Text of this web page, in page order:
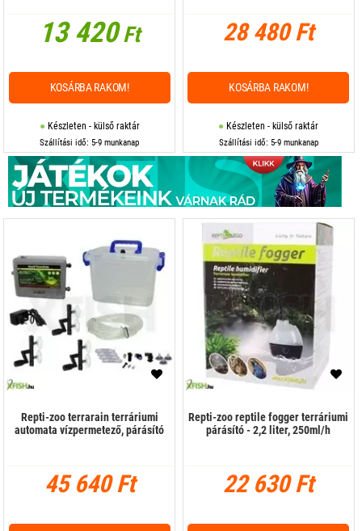
13 420Ft
Készleten - külső raktár
Szállítási idő: 5-9 munkanap
KOSÁRBA RAKOM!
28 480 Ft
Készleten - külső raktár
Szállítási idő: 5-9 munkanap
KOSÁRBA RAKOM!
Repti-zoo terrarain terráriumi
automata vízpermetező, párásító
45 640 Ft
Repti-zoo reptile fogger terráriumi
párásító - 2,2 liter, 250ml/h
22 630 Ft